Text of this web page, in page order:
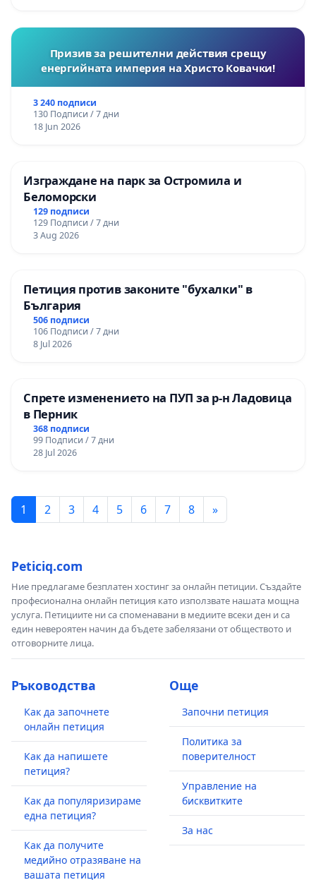
Призив за решителни действия срещу
енергийната империя на Христо Ковачки!
3 240 подписи
130 Подписи / 7 дни
18 Jun 2026
Изграждане на парк за Остромила и
Беломорски
129 подписи
129 Подписи / 7 дни
3 Aug 2026
Петиция против законите "бухалки" в
България
506 подписи
106 Подписи / 7 дни
8 Jul 2026
Спрете изменението на ПУП за р-н Ладовица
в Перник
368 подписи
99 Подписи / 7 дни
28 Jul 2026
1 2 3 4 5 6 7 8 »
Peticiq.com
Ние предлагаме безплатен хостинг за онлайн петиции. Създайте
професионална онлайн петиция като използвате нашата мощна
услуга. Петициите ни са споменавани в медиите всеки ден и са
един невероятен начин да бъдете забелязани от обществото и
отговорните лица.
Ръководства
Как да започнете
онлайн петиция
Как да напишете
петиция?
Как да популяризираме
една петиция?
Как да получите
медийно отразяване на
вашата петиция
Още
Започни петиция
Политика за
поверителност
Управление на
бисквитките
За нас